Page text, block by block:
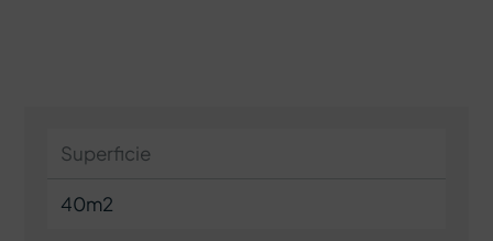
Superficie
40m2